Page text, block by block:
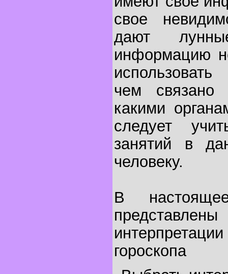
свое
дают
информацию
чем связано
какими
следует
занятий в
человеку.
В
гороскопа